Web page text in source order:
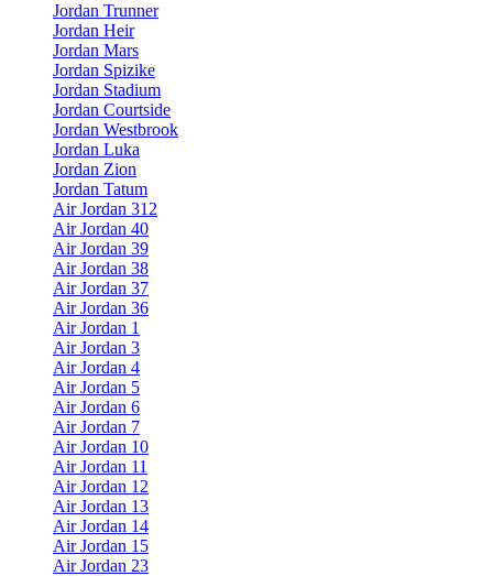
Jordan Trunner
Jordan Heir
Jordan Mars
Jordan Spizike
Jordan Stadium
Jordan Courtside
Jordan Westbrook
Jordan Luka
Jordan Zion
Jordan Tatum
Air Jordan 312
Air Jordan 40
Air Jordan 39
Air Jordan 38
Air Jordan 37
Air Jordan 36
Air Jordan 1
Air Jordan 3
Air Jordan 4
Air Jordan 5
Air Jordan 6
Air Jordan 7
Air Jordan 10
Air Jordan 11
Air Jordan 12
Air Jordan 13
Air Jordan 14
Air Jordan 15
Air Jordan 23